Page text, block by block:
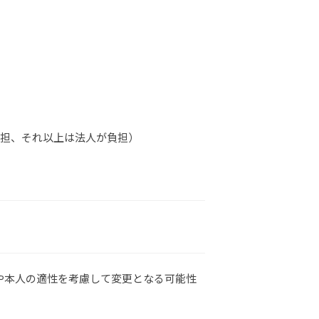
、それ以上は法人が負担）
人の適性を考慮して変更となる可能性